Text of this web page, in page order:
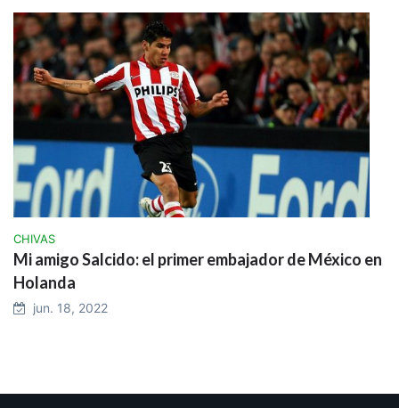
CHIVAS
Mi amigo Salcido: el primer embajador de México en
Holanda
jun. 18, 2022